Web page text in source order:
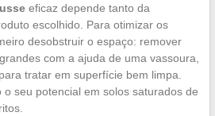
eficaz depende tanto da
escolhido. Para otimizar os
desobstruir o espaço: remover
com a ajuda de uma vassoura,
tratar em superfície bem limpa.
seu potencial em solos saturados de